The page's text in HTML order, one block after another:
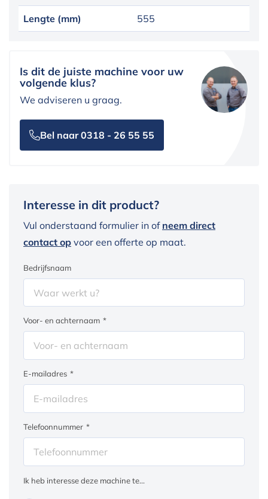
Lengte (mm) 555
Is dit de juiste machine voor uw
volgende klus?
We adviseren u graag.
Bel naar 0318 - 26 55 55
Interesse in dit product?
Vul onderstaand formulier in of neem direct
contact op voor een offerte op maat.
Bedrijfsnaam
Voor- en achternaam *
E-mailadres *
Telefoonnummer *
Ik heb interesse deze machine te...